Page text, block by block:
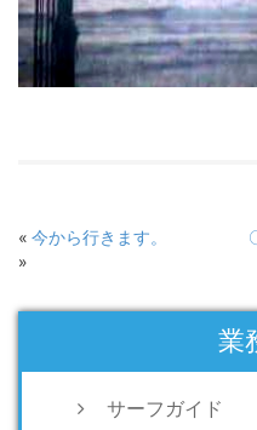
« 今から行きます。
»
業
サーフガイド